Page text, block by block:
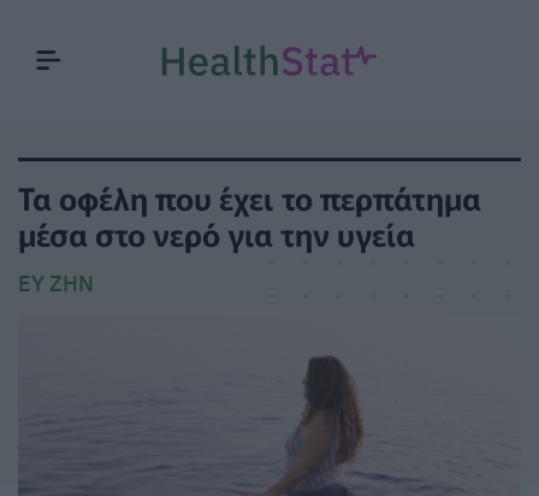
Τα οφέλη που έχει το περπάτημα
μέσα στο νερό για την υγεία
ΕΥ ΖΗΝ